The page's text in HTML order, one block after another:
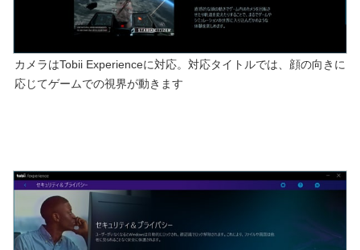
カメラはTobii Experienceに対応。対応タイトルでは、顔の向きに
応じてゲームでの視界が動きます